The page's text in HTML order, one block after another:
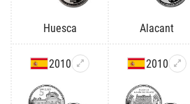
Huesca Alacant
2010 2010